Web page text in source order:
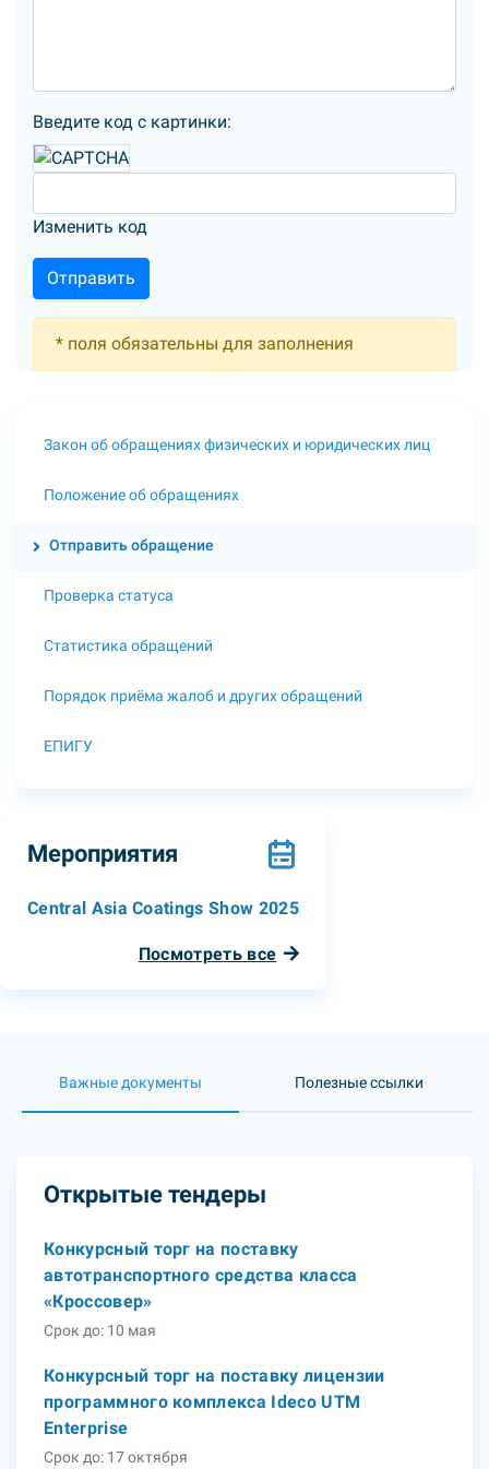
Введите код с картинки:
Изменить код
* поля обязательны для заполнения
Закон об обращениях физических и юридических лиц
Положение об обращениях
Отправить обращение
Проверка статуса
Статистика обращений
Порядок приёма жалоб и других обращений
ЕПИГУ
Мероприятия
Central Asia Coatings Show 2025
Посмотреть все
Важные документы Полезные ссылки
Открытые тендеры
Конкурсный торг на поставку
автотранспортного средства класса
«Кроссовер»
Срок до: 10 мая
Конкурсный торг на поставку лицензии
программного комплекса Ideco UTM
Enterprise
Срок до: 17 октября